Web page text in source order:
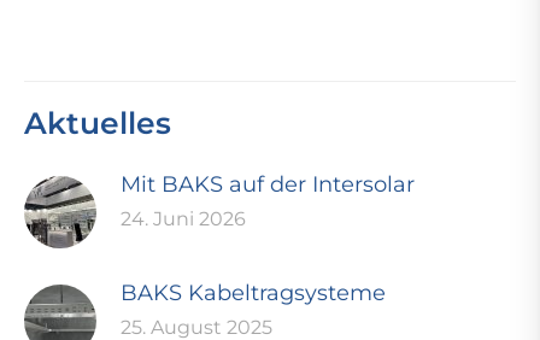
Aktuelles
Mit BAKS auf der Intersolar
24. Juni 2026
BAKS Kabeltragsysteme
25. August 2025